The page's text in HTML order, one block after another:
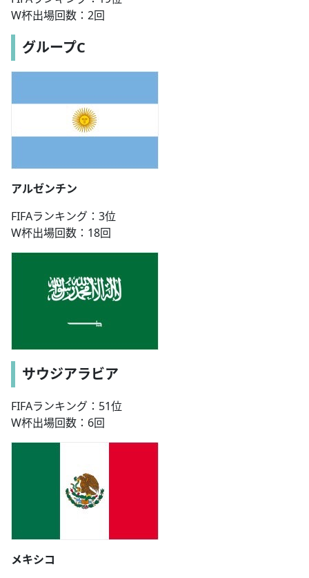
W杯出場回数：2回
グループC
アルゼンチン
FIFAランキング：3位
W杯出場回数：18回
サウジアラビア
FIFAランキング：51位
W杯出場回数：6回
メキシコ